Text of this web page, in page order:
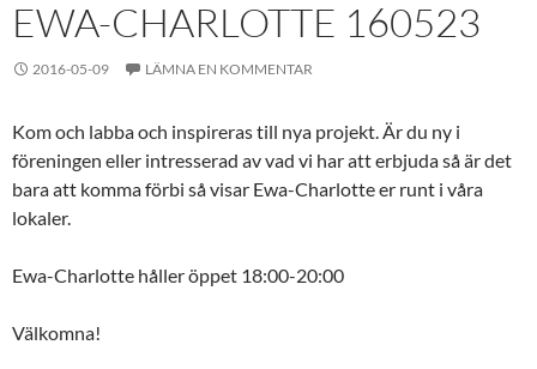
EWA-CHARLOTTE 160523
2016-05-09 LÄMNA EN KOMMENTAR
Kom och labba och inspireras till nya projekt. Är du ny i
föreningen eller intresserad av vad vi har att erbjuda så är det
bara att komma förbi så visar Ewa-Charlotte er runt i våra
lokaler.
Ewa-Charlotte håller öppet 18:00-20:00
Välkomna!